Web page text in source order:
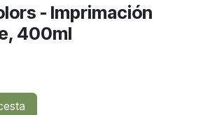
- Imprimación
400ml